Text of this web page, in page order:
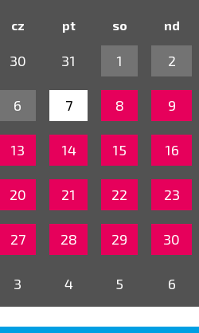
cz pt so nd
30 31 1 2
6 7 8 9
13 14 15 16
20 21 22 23
27 28 29 30
3 4 5 6